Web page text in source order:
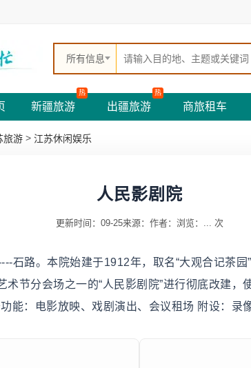
所有信息
新疆旅游
热
出疆旅游
热
商旅租车
旅游 > 江苏休闲娱乐
人民影剧院
更新时间：09-25来源： 作者： 浏览： ... 次
石路。本院始建于1912年，取名“大观合记茶园
术节分会场之一的“人民影剧院”进行彻底改建，
能：电影放映、戏剧演出、会议租场 附设：录